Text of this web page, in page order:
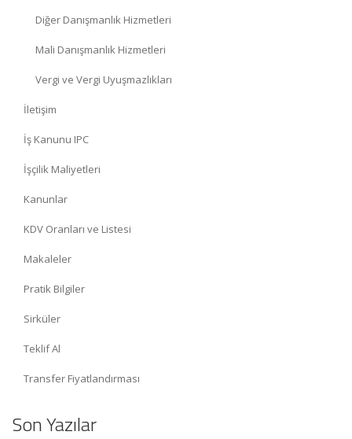
Diğer Danışmanlık Hizmetleri
Mali Danışmanlık Hizmetleri
Vergi ve Vergi Uyuşmazlıkları
İletişim
İş Kanunu IPC
İşçilik Maliyetleri
Kanunlar
KDV Oranları ve Listesi
Makaleler
Pratik Bilgiler
Sirküler
Teklif Al
Transfer Fiyatlandırması
Son Yazılar